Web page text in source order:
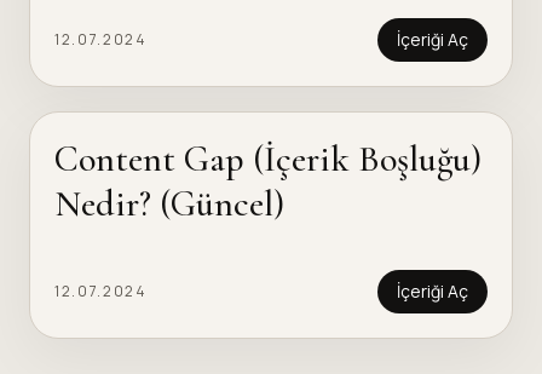
12.07.2024 İçeriği Aç
Content Gap (İçerik Boşluğu)
Nedir? (Güncel)
12.07.2024 İçeriği Aç